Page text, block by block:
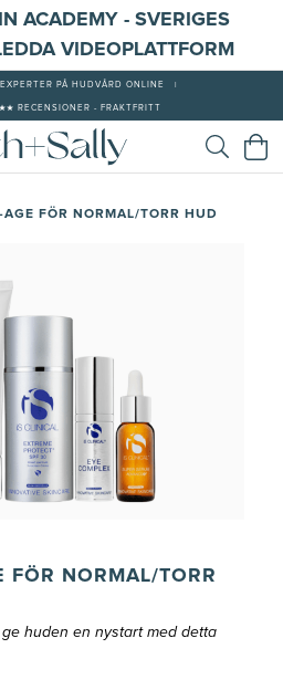
ACADEMY - SVERIGES
VIDEOPLATTFORM
PÅ HUDVÅRD ONLINE
RECENSIONER - FRAKTFRITT
FÖR NORMAL/TORR HUD
FÖR NORMAL/TORR
huden en nystart med detta